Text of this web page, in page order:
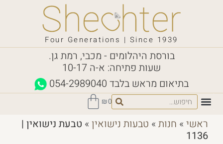
Four Generations | Since 1939
בורסת היהלומים - מכבי, רמת גן.
שעות פתיחה: א-ה 10-17
בתיאום מראש בלבד 054-2989040
₪0
ראשי » חנות » טבעות נישואין » טבעת נישואין |
1136